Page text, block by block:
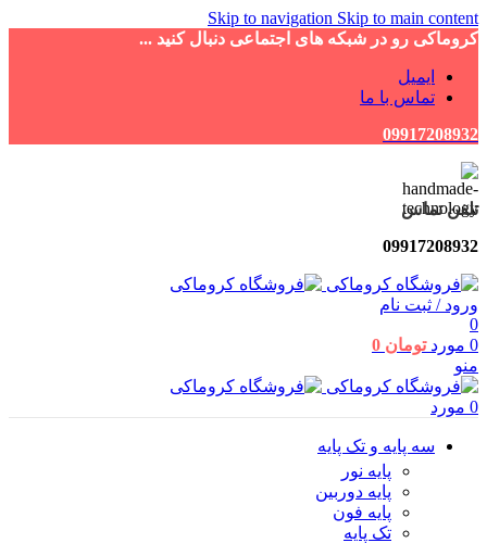
Skip to navigation Skip to main content
کروماکی رو در شبکه های اجتماعی دنبال کنید ...
ایمیل
تماس با ما
09917208932
تلفن تماس
09917208932
ورود / ثبت نام
0
0 مورد تومان
منو
0 مورد
سه پایه و تک پایه
پایه نور
پایه دوربین
پایه فون
تک پایه